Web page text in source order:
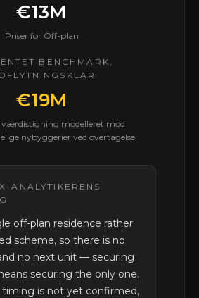
€13M
Priser for Off-plan
BENCHMARK,
€19M
værdistigning modelleret mod
nybyggerier ved overtagelse
ANALYTIKERENS
off-plan residence rather
scheme, so there is no
no next unit — securing
securing the only one.
is not yet confirmed,